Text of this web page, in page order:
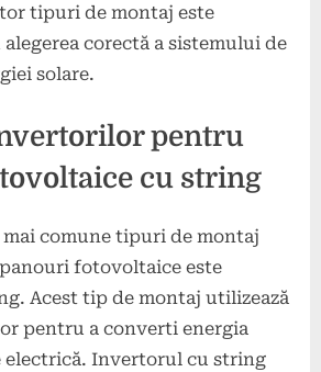
tipuri de montaj este
corectă a sistemului de
solare.
pentru
cu string
comune tipuri de montaj
fotovoltaice este
Acest tip de montaj utilizează
pentru a converti energia
electrică. Invertorul cu string